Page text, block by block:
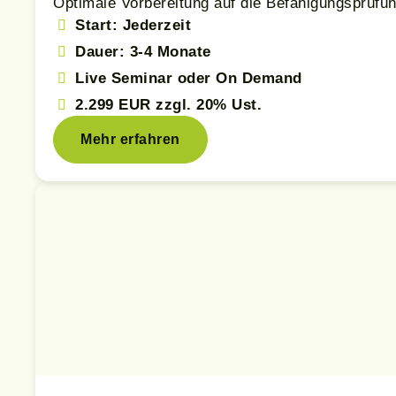
Start: Jederzeit
Dauer: 3-4 Monate
Live Seminar oder On Demand
2.299 EUR zzgl. 20% Ust.
Mehr erfahren